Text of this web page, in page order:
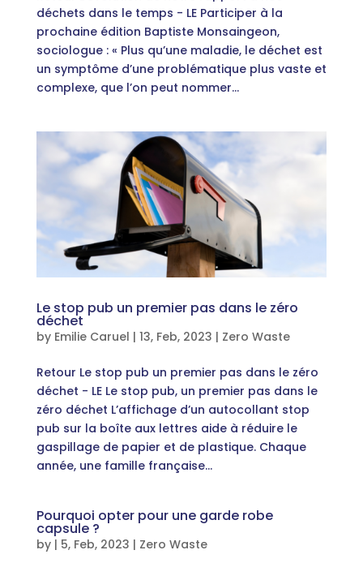
déchets dans le temps - LE Participer à la
prochaine édition Baptiste Monsaingeon,
sociologue : « Plus qu’une maladie, le déchet est
un symptôme d’une problématique plus vaste et
complexe, que l’on peut nommer...
Le stop pub un premier pas dans le zéro
déchet
by Emilie Caruel | 13, Feb, 2023 | Zero Waste
Retour Le stop pub un premier pas dans le zéro
déchet - LE Le stop pub, un premier pas dans le
zéro déchet L’affichage d’un autocollant stop
pub sur la boîte aux lettres aide à réduire le
gaspillage de papier et de plastique. Chaque
année, une famille française...
Pourquoi opter pour une garde robe
capsule ?
by | 5, Feb, 2023 | Zero Waste